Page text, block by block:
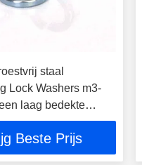
staal
Lock Washers m3-
laag bedekte
Beste Prijs